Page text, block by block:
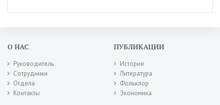
О НАС
Руководитель
Сотрудники
Отдела
Контакты
ПУБЛИКАЦИИ
История
Литература
Фольклор
Экономика